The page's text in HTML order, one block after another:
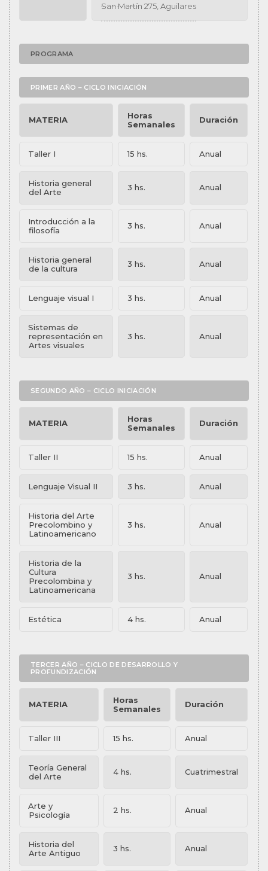
San Martín 275, Aguilares
PROGRAMA
PRIMER AÑO – CICLO INICIACIÓN
MATERIA
Horas
Semanales
Duración
Taller I 15 hs. Anual
Historia general
del Arte
3 hs. Anual
Introducción a la
filosofía
3 hs. Anual
Historia general
de la cultura
3 hs. Anual
Lenguaje visual I 3 hs. Anual
Sistemas de
representación en
Artes visuales
3 hs. Anual
SEGUNDO AÑO – CICLO INICIACIÓN
MATERIA
Horas
Semanales
Duración
Taller II 15 hs. Anual
Lenguaje Visual II 3 hs. Anual
Historia del Arte
Precolombino y
Latinoamericano
3 hs. Anual
Historia de la
Cultura
Precolombina y
Latinoamericana
3 hs. Anual
Estética 4 hs. Anual
TERCER AÑO – CICLO DE DESARROLLO Y
PROFUNDIZACIÓN
MATERIA
Horas
Semanales
Duración
Taller III 15 hs. Anual
Teoría General
del Arte
4 hs. Cuatrimestral
Arte y
Psicología
2 hs. Anual
Historia del
Arte Antiguo
3 hs. Anual